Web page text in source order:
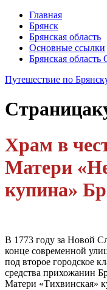
Главная
Брянск
Брянская область
Основные ссылки
Брянская
Путешествие по
Страница
Храм в
Матери
купина»
В 1773 году за Новой
конце современной
под второе городское
средства прихожанин
Матери «Тихвинская»